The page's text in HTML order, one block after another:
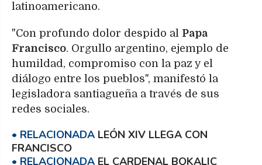
latinoamericano.
"Con profundo dolor despido al Papa
Francisco. Orgullo argentino, ejemplo de
humildad, compromiso con la paz y el
diálogo entre los pueblos", manifestó la
legisladora santiagueña a través de sus
redes sociales.
LEÓN XIV LLEGA CON
FRANCISCO
EL CARDENAL BOKALIC